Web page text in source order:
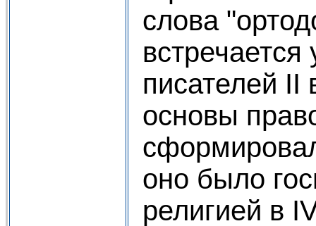
слова
встречается
писателей II
основы
оно было
религией в